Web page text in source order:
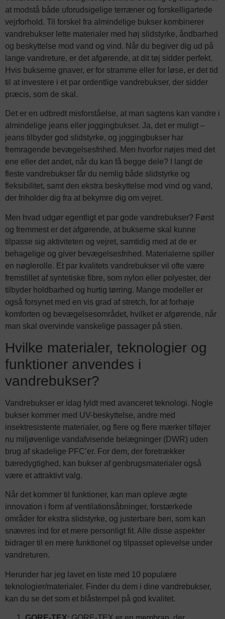
at modstå både uforudsigelige terræner og forskelligartede
vejrforhold. Til forskel fra almindelige bukser kombinerer
vandrebukser lette materialer med høj slidstyrke, åndbarhed
og beskyttelse mod vand og vind. Når du begiver dig ud på
lange vandreture, er det afgørende, at dit tøj sidder perfekt.
Hvis bukserne gnaver, er for stramme eller for løse, er det tid
til at investere i et par ordentlige vandrebukser, der sidder
præcis, som de skal.
Det er en udbredt misforståelse, at man sagtens kan vandre i
almindelige jeans eller joggingbukser. Ja, det er muligt –
jeans tilbyder god slidstyrke, og joggingbukser har
fremragende bevægelsesfrihed. Men hvorfor nøjes med det
ene eller det andet, når du kan få begge dele? I langt de
fleste vandrebukser får du nemlig både slidstyrke og
fleksibilitet, samt den ekstra beskyttelse mod vind og vand,
der friholder dig fra at bekymre dig om vejret.
Men hvad udgør egentligt et par gode vandrebukser? Først
og fremmest er det afgørende, at bukserne skal kunne
tilpasse sig aktiviteten og vejret, samtidig med at de er
behagelige og giver bevægelsesfrihed. Materialerne spiller
en nøglerolle. Et par kvalitets vandrebukser vil ofte være
fremstillet af syntetiske fibre, som nylon eller polyester, der
tilbyder holdbarhed og hurtig tørring. Mange modeller er
også forsynet med en vis grad af stretch, for at forhøje
komforten og bevægelsesområdet, hvilket er afgørende, når
man skal overvinde vanskelige passager på stien.
Hvilke materialer, teknologier og
funktioner anvendes i
vandrebukser?
Vandrebukser er idag fyldt med avanceret teknologi. Nogle
bukser kommer med UV-beskyttelse, andre med
insektresistente materialer, og flere og flere mærker tilføjer
nu miljøvenlige vandafvisende belægninger (DWR) uden
brug af skadelige PFC’er. For dem, der foretrækker
bæredygtighed, kan bukser af genbrugsmaterialer også
være et attraktivt valg.
Når det kommer til funktioner, kan man opleve ægte
innovation i form af ventilationsåbninger, forstærkede
områder for ekstra slidstyrke, og justerbare ben, som kan
snævres ind for et mere personligt fit. Alle disse aspekter
bidrager til en mere funktionel og tilpasset oplevelse under
vandreturen.
Herunder har jeg lavet en liste med 10 populære
teknologier/materialer. Finder du dem i dine vandrebukser,
kan du se det som et blåstempel på god kvalitet.